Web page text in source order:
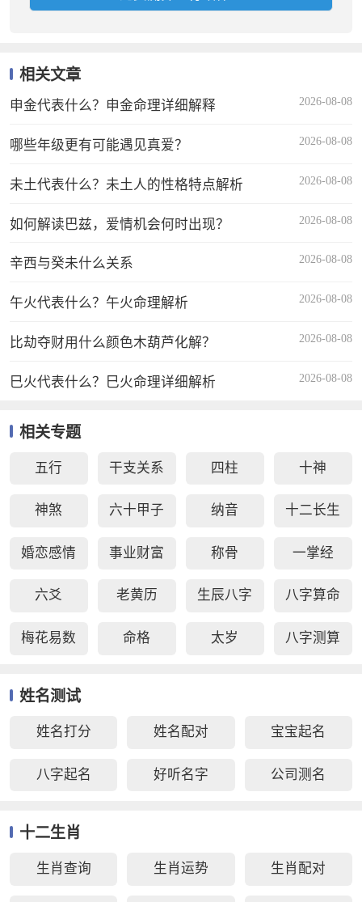
相关文章
申金代表什么？申金命理详细解释 2026-08-08
哪些年级更有可能遇见真爱？ 2026-08-08
未土代表什么？未土人的性格特点解析 2026-08-08
如何解读巴兹，爱情机会何时出现？ 2026-08-08
辛西与癸未什么关系 2026-08-08
午火代表什么？午火命理解析 2026-08-08
比劫夺财用什么颜色木葫芦化解？ 2026-08-08
巳火代表什么？巳火命理详细解析 2026-08-08
相关专题
五行 干支关系 四柱 十神
神煞 六十甲子 纳音 十二长生
婚恋感情 事业财富 称骨 一掌经
六爻 老黄历 生辰八字 八字算命
梅花易数 命格 太岁 八字测算
姓名测试
姓名打分 姓名配对 宝宝起名
八字起名 好听名字 公司测名
十二生肖
生肖查询 生肖运势 生肖配对